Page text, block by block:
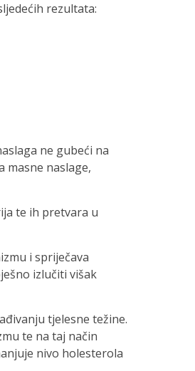
rezultata:
ne gubeći na
masne naslage,
te ih pretvara u
i spriječava
izlučiti višak
tjelesne težine.
te na taj način
nivo holesterola